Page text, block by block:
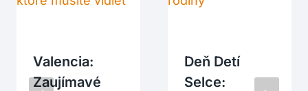
Valencia:
Zaujímavé
Deň Detí
Selce: